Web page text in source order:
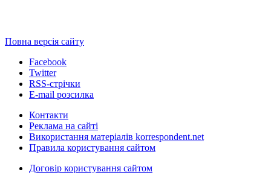
Повна версія сайту
Facebook
Twitter
RSS-стрічки
E-mail розсилка
Контакти
Реклама на сайті
Використання матеріалів korrespondent.net
Правила користування сайтом
Договір користування сайтом